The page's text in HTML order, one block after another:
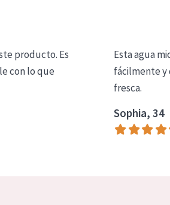
producto. Es
con lo que
Esta agua
fácilmente y
fresca.
Sophia, 34